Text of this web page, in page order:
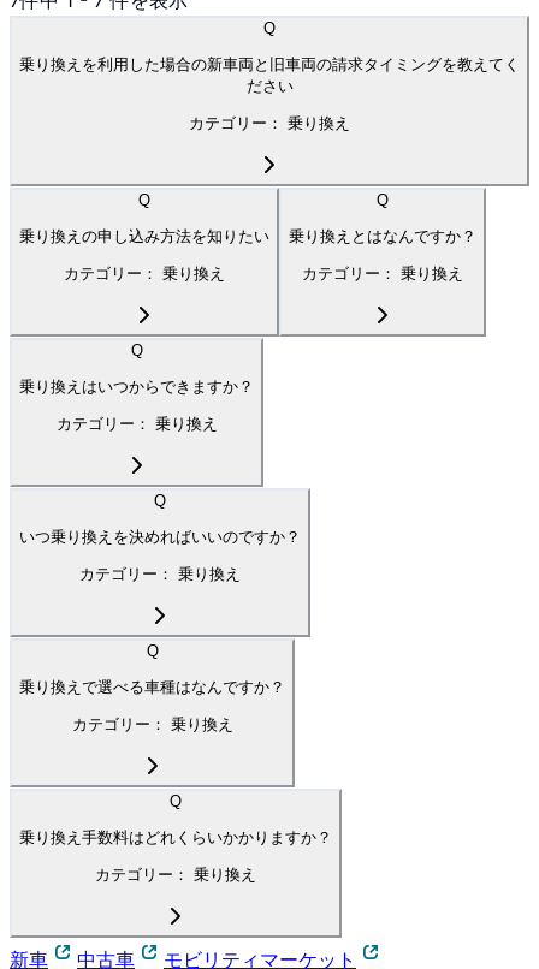
Q
乗り換えを利用した場合の新車両と旧車両の請求タイミングを教えてく
ださい
カテゴリー： 乗り換え
Q
乗り換えの申し込み方法を知りたい
カテゴリー： 乗り換え
Q
乗り換えとはなんですか？
カテゴリー： 乗り換え
Q
乗り換えはいつからできますか？
カテゴリー： 乗り換え
Q
いつ乗り換えを決めればいいのですか？
カテゴリー： 乗り換え
Q
乗り換えで選べる車種はなんですか？
カテゴリー： 乗り換え
Q
乗り換え手数料はどれくらいかかりますか？
カテゴリー： 乗り換え
新車 中古車 モビリティマーケット